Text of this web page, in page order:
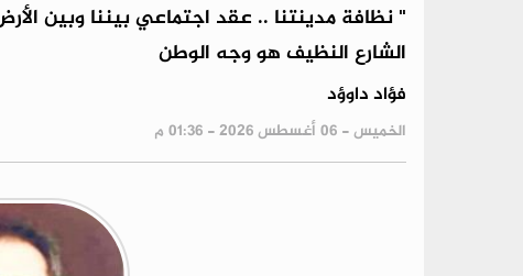
" نظافة مدينتنا .. عقد اجتماعي بيننا وبين
الشارع النظيف هو وجه الوطن
فؤاد داوؤد
الخميس - 06 أغسطس 2026 - 01:36 م